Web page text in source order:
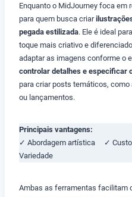
Enquanto o MidJourney foca em
para quem busca criar
pegada estilizada. Ele é ideal
toque mais criativo e
adaptar as imagens conforme o
controlar detalhes e especificar
para criar posts temáticos,
ou lançamentos.
Principais vantagens:
✓ Abordagem artística ✓
Variedade
Ambas as ferramentas facilitam